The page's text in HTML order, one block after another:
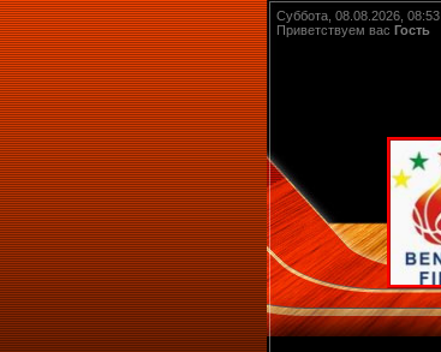
Суббота, 08.08.2026, 08:53
Приветствуем вас Гость